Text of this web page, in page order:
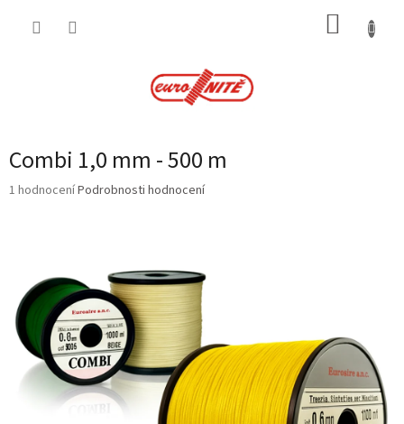
Combi 1,0 mm - 500 m
Průměrné
hvězdiček.
1 hodnoceníPodrobnosti hodnocení